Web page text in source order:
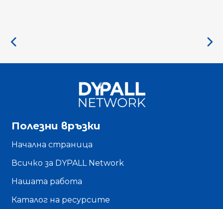
Полезни връзки
Начална страница
Всичко за DYPALL Network
Нашата работа
Каталог на ресурсите